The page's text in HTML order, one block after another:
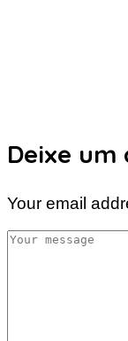
Deixe
Your email